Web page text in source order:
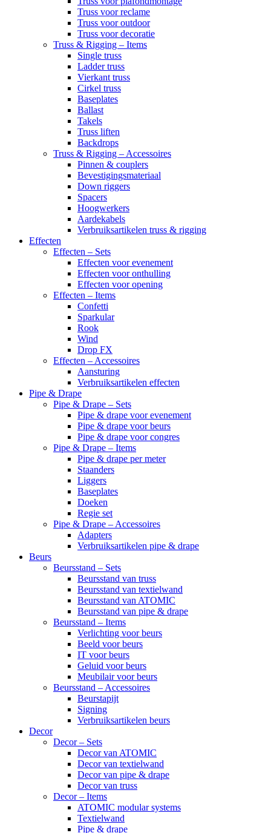
Truss voor reclame
Truss voor outdoor
Truss voor decoratie
Truss & Rigging – Items
Single truss
Ladder truss
Vierkant truss
Cirkel truss
Baseplates
Ballast
Takels
Truss liften
Backdrops
Truss & Rigging – Accessoires
Pinnen & couplers
Bevestigingsmateriaal
Down riggers
Spacers
Hoogwerkers
Aardekabels
Verbruiksartikelen truss & rigging
Effecten
Effecten – Sets
Effecten voor evenement
Effecten voor onthulling
Effecten voor opening
Effecten – Items
Confetti
Sparkular
Rook
Wind
Drop FX
Effecten – Accessoires
Aansturing
Verbruiksartikelen effecten
Pipe & Drape
Pipe & Drape – Sets
Pipe & drape voor evenement
Pipe & drape voor beurs
Pipe & drape voor congres
Pipe & Drape – Items
Pipe & drape per meter
Staanders
Liggers
Baseplates
Doeken
Regie set
Pipe & Drape – Accessoires
Adapters
Verbruiksartikelen pipe & drape
Beurs
Beursstand – Sets
Beursstand van truss
Beursstand van textielwand
Beursstand van ATOMIC
Beursstand van pipe & drape
Beursstand – Items
Verlichting voor beurs
Beeld voor beurs
IT voor beurs
Geluid voor beurs
Meubilair voor beurs
Beursstand – Accessoires
Beurstapijt
Signing
Verbruiksartikelen beurs
Decor
Decor – Sets
Decor van ATOMIC
Decor van textielwand
Decor van pipe & drape
Decor van truss
Decor – Items
ATOMIC modular systems
Textielwand
Pipe & drape